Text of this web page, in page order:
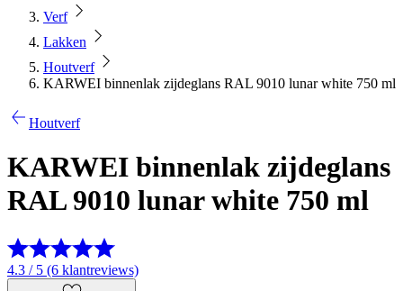
Verf
Lakken
Houtverf
KARWEI binnenlak zijdeglans RAL 9010 lunar white 750 ml
Houtverf
KARWEI binnenlak zijdeglans
RAL 9010 lunar white 750 ml
4.3 / 5 (6 klantreviews)